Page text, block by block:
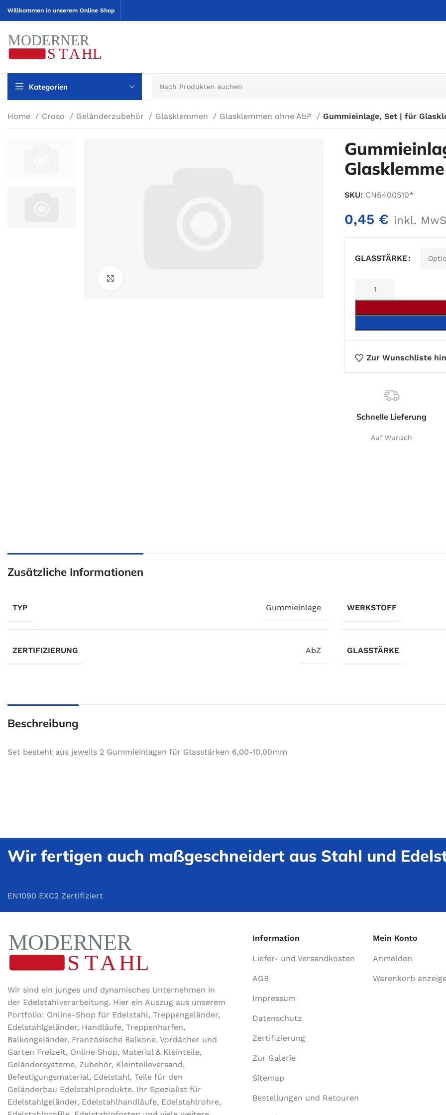
Willkommen in unserem Online Shop
Kategorien
Home Croso Geländerzubehör Glasklemmen Glasklemmen ohne AbP Gummieinlage, Set | für
SKU: CN6400510*
0,45 € inkl.
GLASSTÄRKE
Alternative:
Zur Wunschliste
Schnelle Lieferung
Auf Wunsch
Zusätzliche Informationen
TYP Gummieinlage WERKSTOFF
ZERTIFIZIERUNG AbZ GLASSTÄRKE
Beschreibung
Set besteht aus jeweils 2 Gummieinlagen für Glasstärken 6,00-10,00mm
Wir fertigen auch maßgeschneidert aus Stahl und
EN1090 EXC2 Zertifiziert
Wir sind ein junges und dynamisches Unternehmen in
der Edel­stahl­ver­arbeitung. Hier ein Auszug aus unserem
Portfolio: Online-Shop für Edelstahl, Treppengeländer,
Edelstahlgeländer, Handläufe, Treppenharfen,
Balkongeländer, Französische Balkone, Vordächer und
Garten Freizeit, Online Shop, Material & Kleinteile,
Geländersysteme, Zubehör, Kleinteileversand,
Befestigungsmaterial, Edelstahl, Teile für den
Geländerbau Edelstahlprodukte. Ihr Spezialist für
Edelstahlgeländer, Edelstahlhandläufe, Edelstahlrohre,
Information
Liefer- und Versandkosten
AGB
Impressum
Datenschutz
Zertifizierung
Zur Galerie
Sitemap
Bestellungen und Retouren
Mein Konto
Anmelden
Warenkorb